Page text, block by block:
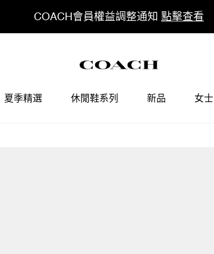
COACH會員權益調整通知 點擊查看
夏季精選 休閒鞋系列 新品 女士